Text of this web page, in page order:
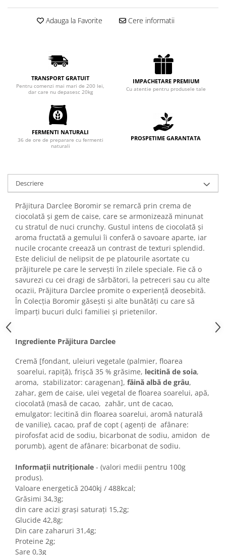
Checurile Royal
Prajitura ingerilor
Prajituri Red Collection
Prajituri cafea
Prajituri de Craciun
Torturi ambalate
Foietaje
Turta dulce
Turta dulce cu nuci
Turta dulce de Sibiu
Turta dulce cu miere
Croissant
Croissant Duofino
Croissant cu maia
Cornulete
Boromele
Cornulete fragede
Pasca Fresh
Cereale
Paine
Paine ambalata
Chifle
Colaci festivi
Snack-uri sărate
Covrigi cu ulei de masline
Covrigi de Buzau
Grisine
Crochete
Produse de gătit
Faina
Arpacas si pesmet
Adauga la Favorite Cere informatii
TRANSPORT GRATUIT
Pentru comenzi mai mari de 200 lei,
dar care nu depasesc 20kg
IMPACHETARE PREMIUM
Cu atentie pentru produsele tale
FERMENTI NATURALI
36 de ore de preparare cu fermenti
naturali
PROSPETIME GARANTATA
Descriere
Prăjitura Darclee Boromir se remarcă prin crema de
ciocolată și gem de caise, care se armonizează minunat
cu stratul de nuci crunchy. Gustul intens de ciocolată și
aroma fructată a gemului îi conferă o savoare aparte, iar
nucile crocante creează un contrast de texturi splendid.
Este deliciul de nelipsit de pe platourile asortate cu
prăjiturele pe care le servești în zilele speciale. Fie că o
savurezi cu cei dragi de sărbători, la petreceri sau cu alte
ocazii, Prăjitura Darclee promite o experiență deosebită.
În Colecția Boromir găsești și alte bunătăți cu care să
împarți bucuri dulci familiei și prietenilor.
Ingrediente Prăjitura Darclee
Cremă [fondant, uleiuri vegetale (palmier, floarea
soarelui, rapiță), frișcă 35 % grăsime, lecitină de soia,
aroma, stabilizator: caragenan], făină albă de grâu,
zahar, gem de caise, ulei vegetal de floarea soarelui, apă,
ciocolată (masă de cacao, zahăr, unt de cacao,
emulgator: lecitină din floarea soarelui, aromă naturală
de vanilie), cacao, praf de copt ( agenți de afânare:
pirofosfat acid de sodiu, bicarbonat de sodiu, amidon de
porumb), agent de afânare: bicarbonat de sodiu.
Informații nutriționale - (valori medii pentru 100g
produs).
Valoare energetică 2040kj / 488kcal;
Grăsimi 34,3g;
din care acizi grași saturați 15,2g;
Glucide 42,8g;
Din care zaharuri 31,4g;
Proteine 2g;
Sare 0,3g